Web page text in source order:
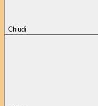
Chiudi